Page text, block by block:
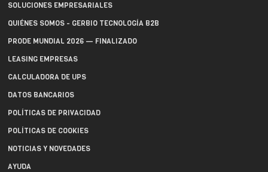
SOLUCIONES EMPRESARIALES
QUIÉNES SOMOS - GERBIO TECNOLOGÍA B2B
PRODE MUNDIAL 2026 — FINALIZADO
LEASING EMPRESAS
CALCULADORA DE UPS
DATOS BANCARIOS
POLÍTICAS DE PRIVACIDAD
POLÍTICAS DE COOKIES
NOTICIAS Y NOVEDADES
AYUDA